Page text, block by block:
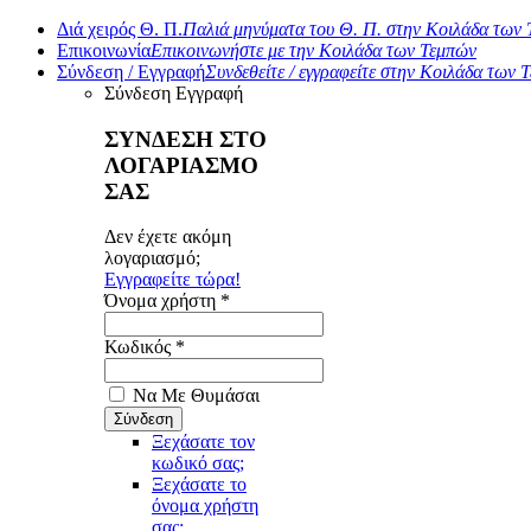
Διά χειρός Θ. Π.Παλιά μηνύματα του Θ. Π. στην Κοιλάδα των
ΕπικοινωνίαΕπικοινωνήστε με την Κοιλάδα των Τεμπών
Σύνδεση / ΕγγραφήΣυνδεθείτε / εγγραφείτε στην Κοιλάδα των
Σύνδεση Εγγραφή
ΣΥΝΔΕΣΗ ΣΤΟ
ΛΟΓΑΡΙΑΣΜΟ
ΣΑΣ
Δεν έχετε ακόμη
λογαριασμό;
Εγγραφείτε τώρα!
Όνομα χρήστη *
Κωδικός *
Να Με Θυμάσαι
Ξεχάσατε τον
κωδικό σας;
Ξεχάσατε το
όνομα χρήστη